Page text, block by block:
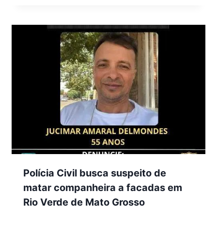
Polícia Civil busca suspeito de
matar companheira a facadas em
Rio Verde de Mato Grosso